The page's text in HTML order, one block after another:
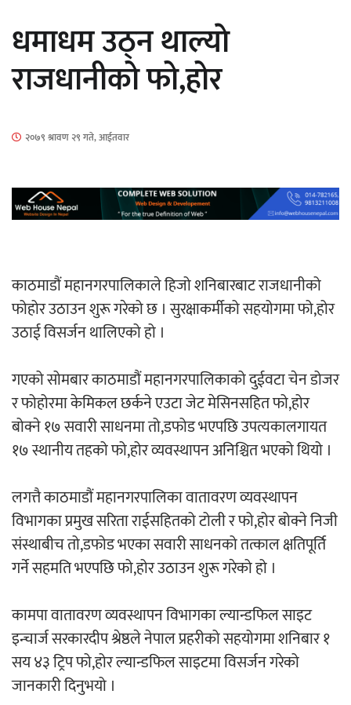
नियन्त्रणमा
‘ईयुमा डट कम’ले बुधबारदेखि आफ्नो
औपचारिक सेवा सञ्चालनमा
हलमा छैन ‘गौँथली’को टिकट
‘आइतबारको अफिस’ को परिचर्चा सम्पन्न
धमाधम उठ्न थाल्याे
राजधानीको फो,होर
२०७९ श्रावण २९ गते, आईतवार
काठमाडौं महानगरपालिकाले हिजो शनिबारबाट राजधानीको
फोहोर उठाउन शुरू गरेको छ । सुरक्षाकर्मीको सहयोगमा फो,होर
उठाई विसर्जन थालिएको हो ।
गएको सोमबार काठमाडौं महानगरपालिकाको दुईवटा चेन डोजर
र फोहोरमा केमिकल छर्कने एउटा जेट मेसिनसहित फो,होर
बोक्ने १७ सवारी साधनमा तो,डफोड भएपछि उपत्यकालगायत
१७ स्थानीय तहको फो,होर व्यवस्थापन अनिश्चित भएको थियो ।
लगत्तै काठमाडौं महानगरपालिका वातावरण व्यवस्थापन
विभागका प्रमुख सरिता राईसहितको टोली र फो,होर बोक्ने निजी
संस्थाबीच तो,डफोड भएका सवारी साधनको तत्काल क्षतिपूर्ति
गर्ने सहमति भएपछि फो,होर उठाउन शुरू गरेको हो ।
कामपा वातावरण व्यवस्थापन विभागका ल्यान्डफिल साइट
इन्चार्ज सरकारदीप श्रेष्ठले नेपाल प्रहरीको सहयोगमा शनिबार १
सय ४३ ट्रिप फो,होर ल्यान्डफिल साइटमा विसर्जन गरेको
जानकारी दिनुभयो ।